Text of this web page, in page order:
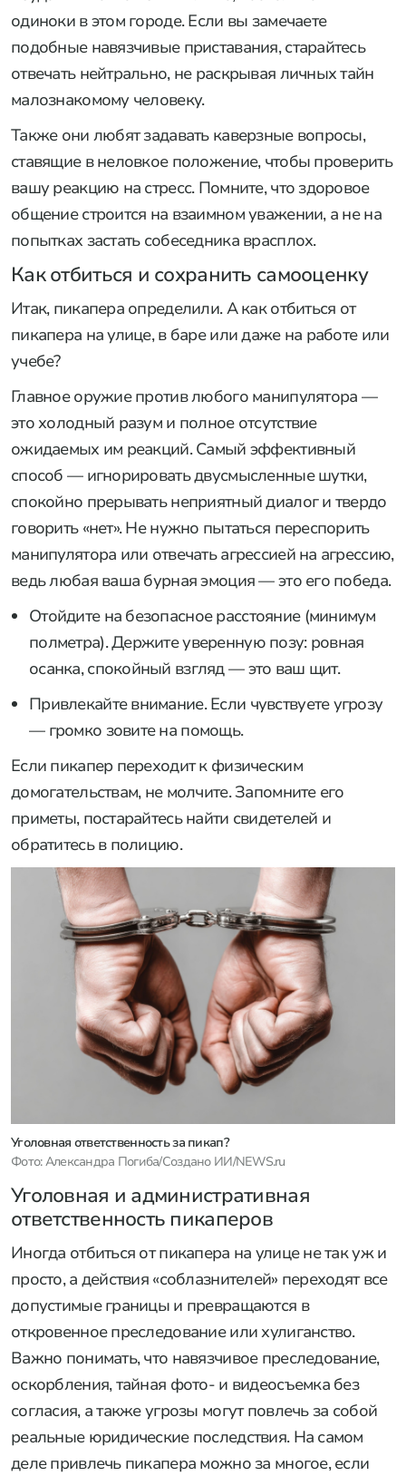
одиноки в этом городе. Если вы замечаете
подобные навязчивые приставания, старайтесь
отвечать нейтрально, не раскрывая личных тайн
малознакомому человеку.
Также они любят задавать каверзные вопросы,
ставящие в неловкое положение, чтобы проверить
вашу реакцию на стресс. Помните, что здоровое
общение строится на взаимном уважении, а не на
попытках застать собеседника врасплох.
Как отбиться и сохранить самооценку
Итак, пикапера определили. А как отбиться от
пикапера на улице, в баре или даже на работе или
учебе?
Главное оружие против любого манипулятора —
это холодный разум и полное отсутствие
ожидаемых им реакций. Самый эффективный
способ — игнорировать двусмысленные шутки,
спокойно прерывать неприятный диалог и твердо
говорить «нет». Не нужно пытаться переспорить
манипулятора или отвечать агрессией на агрессию,
ведь любая ваша бурная эмоция — это его победа.
Отойдите на безопасное расстояние (минимум
полметра). Держите уверенную позу: ровная
осанка, спокойный взгляд — это ваш щит.
Привлекайте внимание. Если чувствуете угрозу
— громко зовите на помощь.
Если пикапер переходит к физическим
домогательствам, не молчите. Запомните его
приметы, постарайтесь найти свидетелей и
обратитесь в полицию.
Уголовная ответственность за пикап?
Фото: Александра Погиба/Создано ИИ/NEWS.ru
Уголовная и административная
ответственность пикаперов
Иногда отбиться от пикапера на улице не так уж и
просто, а действия «соблазнителей» переходят все
допустимые границы и превращаются в
откровенное преследование или хулиганство.
Важно понимать, что навязчивое преследование,
оскорбления, тайная фото- и видеосъемка без
согласия, а также угрозы могут повлечь за собой
реальные юридические последствия. На самом
деле привлечь пикапера можно за многое, если